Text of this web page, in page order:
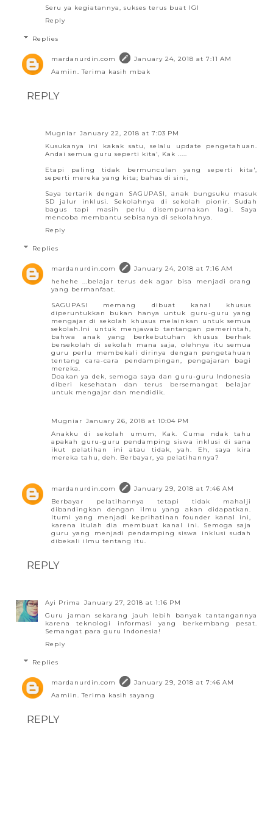
Seru ya kegiatannya, sukses terus buat IGI
Reply
Replies
mardanurdin.com
January 24, 2018 at 7:11 AM
Aamiin. Terima kasih mbak
REPLY
Mugniar January 22, 2018 at 7:03 PM
Kusukanya ini kakak satu, selalu update pengetahuan.
Andai semua guru seperti kita', Kak .....
Etapi paling tidak bermunculan yang seperti kita',
seperti mereka yang kita; bahas di sini,
Saya tertarik dengan SAGUPASI, anak bungsuku masuk
SD jalur inklusi. Sekolahnya di sekolah pionir. Sudah
bagus tapi masih perlu disempurnakan lagi. Saya
mencoba membantu sebisanya di sekolahnya.
Reply
Replies
mardanurdin.com
January 24, 2018 at 7:16 AM
hehehe ...belajar terus dek agar bisa menjadi orang
yang bermanfaat.
SAGUPASI memang dibuat kanal khusus
diperuntukkan bukan hanya untuk guru-guru yang
mengajar di sekolah khusus melainkan untuk semua
sekolah.Ini untuk menjawab tantangan pemerintah,
bahwa anak yang berkebutuhan khusus berhak
bersekolah di sekolah mana saja, olehnya itu semua
guru perlu membekali dirinya dengan pengetahuan
tentang cara-cara pendampingan, pengajaran bagi
mereka.
Doakan ya dek, semoga saya dan guru-guru Indonesia
diberi kesehatan dan terus bersemangat belajar
untuk mengajar dan mendidik.
Mugniar January 26, 2018 at 10:04 PM
Anakku di sekolah umum, Kak. Cuma ndak tahu
apakah guru-guru pendamping siswa inklusi di sana
ikut pelatihan ini atau tidak, yah. Eh, saya kira
mereka tahu, deh. Berbayar, ya pelatihannya?
mardanurdin.com
January 29, 2018 at 7:46 AM
Berbayar pelatihannya tetapi tidak mahalji
dibandingkan dengan ilmu yang akan didapatkan.
Itumi yang menjadi keprihatinan founder kanal ini,
karena itulah dia membuat kanal ini. Semoga saja
guru yang menjadi pendamping siswa inklusi sudah
dibekali ilmu tentang itu.
REPLY
Ayi Prima
January 27, 2018 at 1:16 PM
Guru jaman sekarang jauh lebih banyak tantangannya
karena teknologi informasi yang berkembang pesat.
Semangat para guru Indonesia!
Reply
Replies
mardanurdin.com
January 29, 2018 at 7:46 AM
Aamiin. Terima kasih sayang
REPLY